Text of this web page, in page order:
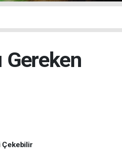
Gereken
Çekebilir